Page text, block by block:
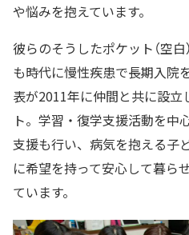
や悩みを抱えています。
彼らのそうしたポケット（空
も時代に慢性疾患で長期入院
表が2011年に仲間と共に設立
ト。学習・復学支援活動を中
支援も行い、病気を抱える子
に希望を持って安心して暮ら
ています。